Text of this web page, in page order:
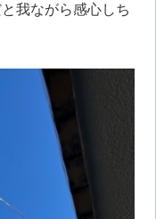
我ながら感心しち